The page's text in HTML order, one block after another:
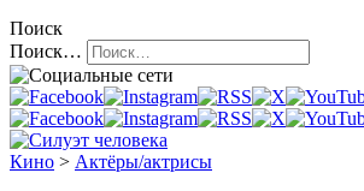
Поиск
Поиск…
Кино > Актёры/актрисы